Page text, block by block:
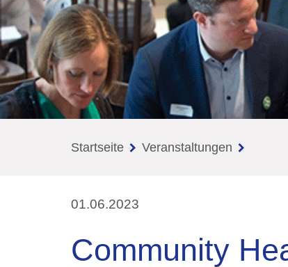
Startseite Veranstaltungen
01.06.2023
Community